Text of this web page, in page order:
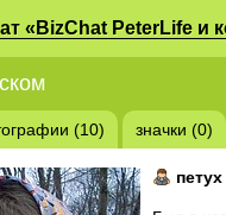
«BizChat PeterLife и
(10) значки (0)